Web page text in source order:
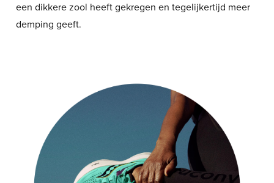
een dikkere zool heeft gekregen en tegelijkertijd meer
demping geeft.